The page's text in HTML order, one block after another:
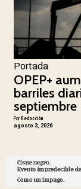
Portada
OPEP+
barriles
septiembre
PorRedacción
agosto 3, 2026